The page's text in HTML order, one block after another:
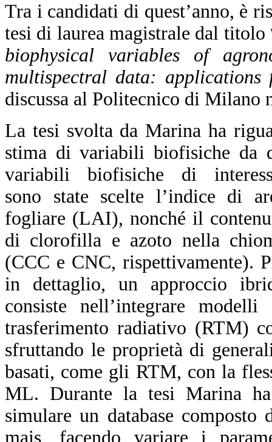
Tra i candidati di quest’anno, è
tesi di laurea magistrale dal titolo
biophysical variables of
multispectral data: applications
discussa al Politecnico di Milano
La tesi svolta da Marina ha
stima di variabili biofisiche da
variabili biofisiche di
sono state scelte l’indice di
fogliare (LAI), nonché il
di clorofilla e azoto nella
(CCC e CNC, rispettivamente).
in dettaglio, un approccio
consiste nell’integrare modelli
trasferimento radiativo (RTM)
sfruttando le proprietà di
basati, come gli RTM, con la
ML. Durante la tesi Marina
simulare un database
mais, facendo variare i